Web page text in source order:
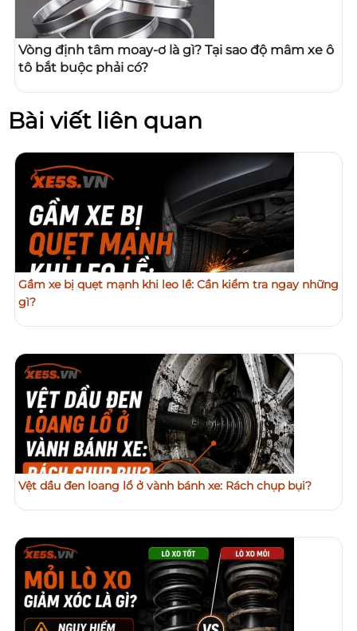
Vòng định tâm moay-ơ là gì? Tại sao độ mâm xe ô
tô bắt buộc phải có?
Bài viết liên quan
Gầm xe bị quẹt mạnh khi leo lề: Cần kiểm tra ngay những
gì?
Vệt dầu đen loang lổ ở vành bánh xe: Rách chụp bụi?